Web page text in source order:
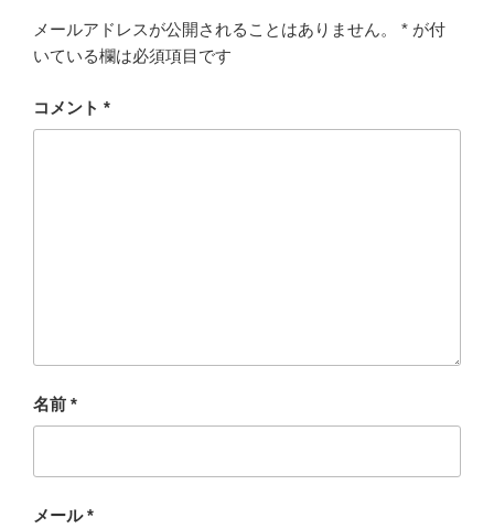
メールアドレスが公開されることはありません。 * が付
いている欄は必須項目です
コメント *
名前 *
メール*